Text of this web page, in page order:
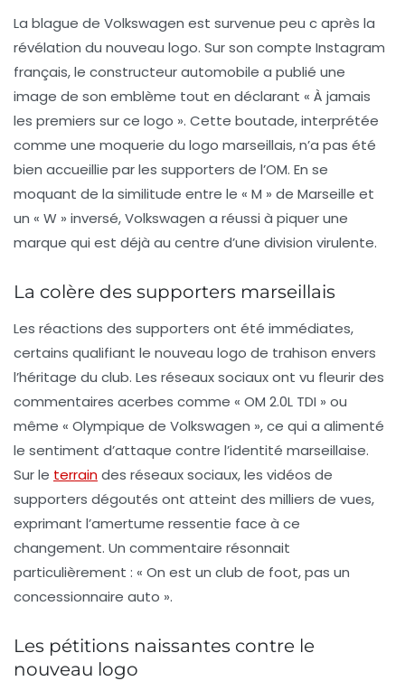
La blague de Volkswagen est survenue peu c après la
révélation du nouveau logo. Sur son compte Instagram
français, le constructeur automobile a publié une
image de son emblème tout en déclarant « À jamais
les premiers sur ce logo ». Cette boutade, interprétée
comme une moquerie du logo marseillais, n’a pas été
bien accueillie par les supporters de l’OM. En se
moquant de la similitude entre le « M » de Marseille et
un « W » inversé, Volkswagen a réussi à piquer une
marque qui est déjà au centre d’une division virulente.
La colère des supporters marseillais
Les réactions des supporters ont été immédiates,
certains qualifiant le nouveau logo de trahison envers
l’héritage du club. Les réseaux sociaux ont vu fleurir des
commentaires acerbes comme « OM 2.0L TDI » ou
même « Olympique de Volkswagen », ce qui a alimenté
le sentiment d’attaque contre l’identité marseillaise.
Sur le terraindes réseaux sociaux, les vidéos de
supporters dégoutés ont atteint des milliers de vues,
exprimant l’amertume ressentie face à ce
changement. Un commentaire résonnait
particulièrement : « On est un club de foot, pas un
concessionnaire auto ».
Les pétitions naissantes contre le
nouveau logo